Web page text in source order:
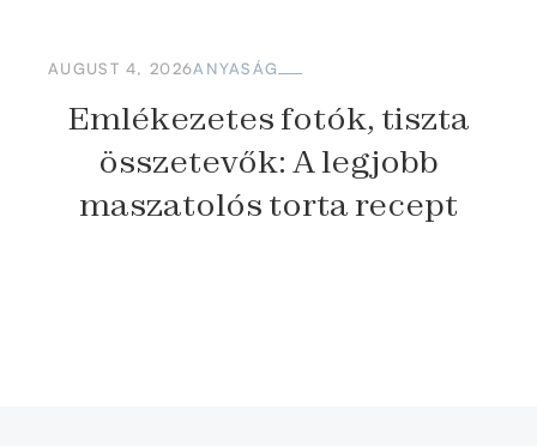
AUGUST 4, 2026ANYASÁG
Emlékezetes fotók, tiszta
összetevők: A legjobb
maszatolós torta recept